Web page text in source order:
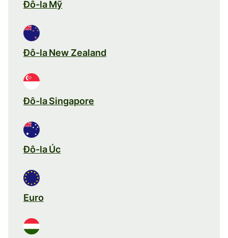
Đô-la Mỹ
Đô-la New Zealand
Đô-la Singapore
Đô-la Úc
Euro